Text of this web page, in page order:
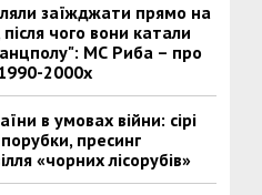
заїжджати прямо на
чого вони катали
МС Риба – про
2000х
в умовах війни: сірі
пресинг
«чорних лісорубів»